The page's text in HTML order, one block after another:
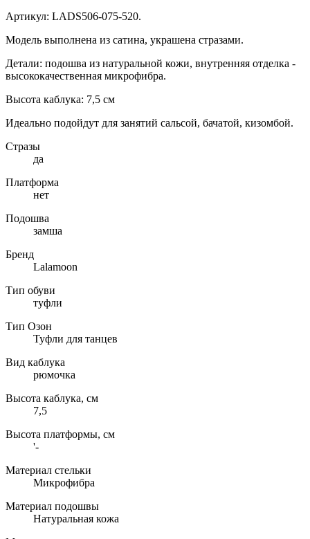
Артикул: LADS506-075-520.
Модель выполнена из сатина, украшена стразами.
Детали: подошва из натуральной кожи, внутренняя отделка -
высококачественная микрофибра.
Высота каблука: 7,5 см
Идеально подойдут для занятий сальсой, бачатой, кизомбой.
Стразы
да
Платформа
нет
Подошва
замша
Бренд
Lalamoon
Тип обуви
туфли
Тип Озон
Туфли для танцев
Вид каблука
рюмочка
Высота каблука, см
7,5
Высота платформы, см
'-
Материал стельки
Микрофибра
Материал подошвы
Натуральная кожа